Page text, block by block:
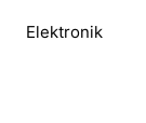
Elektronik